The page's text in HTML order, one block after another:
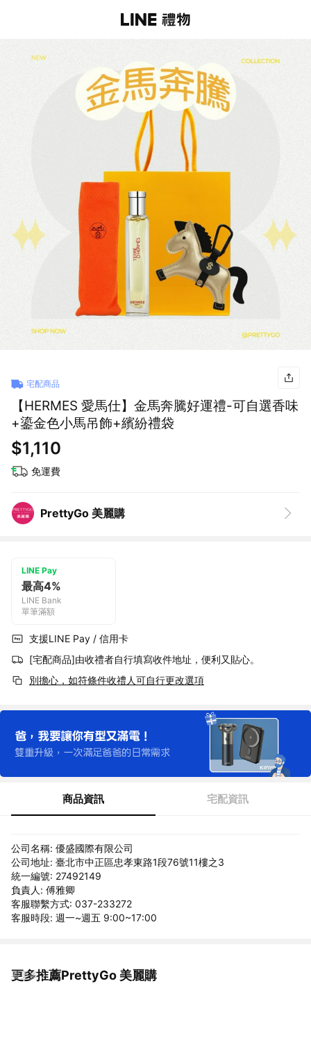
宅配商品
【HERMES 愛馬仕】金馬奔騰好運禮-可自選香味
+鎏金色小馬吊飾+繽紛禮袋
$1,110
免運費
PrettyGo 美麗購
LINE Pay
最高4%
LINE Bank
單筆滿額
支援LINE Pay / 信用卡
[宅配商品]由收禮者自行填寫收件地址，便利又貼心。
別擔心，如符條件收禮人可自行更改選項
商品資訊 宅配資訊
公司名稱: 優盛國際有限公司
公司地址: 臺北市中正區忠孝東路1段76號11樓之3
統一編號: 27492149
負責人: 傅雅卿
客服聯繫方式: 037-233272
客服時段: 週一~週五 9:00~17:00
更多推薦PrettyGo 美麗購
看更多